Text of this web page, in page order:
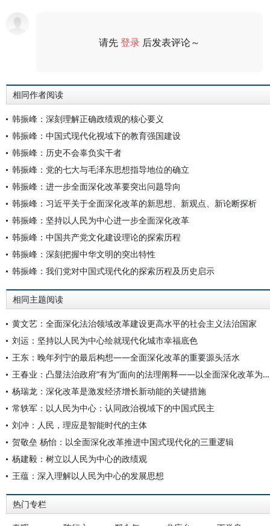
请先登录 后发表评论～
相同作者阅读
韩振峰：深刻理解正确政绩观的核心要义
韩振峰：中国式现代化视域下的教育强国建设
韩振峰：历史不会辜负实干者
韩振峰：党的七大与毛泽东思想指导地位的确立
韩振峰：进一步全面深化改革要突出问题导向
韩振峰：习近平关于全面深化改革的新思想、新观点、新论断探析
韩振峰：坚持以人民为中心进一步全面深化改革
韩振峰：中国共产党文化建设理论的探索历程
韩振峰：深刻把握中华文明的突出特性
韩振峰：我们党对中国式现代化的探索历程及历史启示
相同主题阅读
黄文艺：全面深化法治领域改革建设更高水平的社会主义法治国家
刘运：坚持以人民为中心绘就现代化城市幸福底色
王东：晚年列宁的最后构想——全面深化改革的重要源头活水
王春业：凸显法治政府“有为”面向的法理阐释——以全面深化改革为背景
杨瑞龙：深化改革是激发经济增长新动能的关键措施
常轶军：以人民为中心：认同政治视域下的中国式民主
刘冲：人民，理应是智能时代的主体
贺敬垒 杨怡：以全面深化改革推进中国式现代化的三重逻辑
杨建毅：树立以人民为中心的政绩观
王蕴：深入理解以人民为中心的发展思想
热门专栏